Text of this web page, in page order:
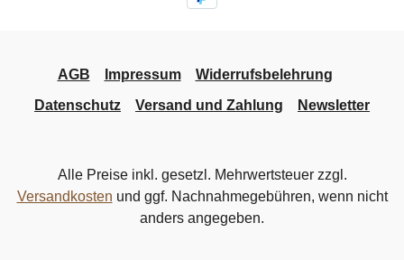
AGB Impressum
Widerrufsbelehrung
Datenschutz
Versand und Zahlung Newsletter
Alle Preise inkl. gesetzl. Mehrwertsteuer zzgl.
Versandkosten und ggf. Nachnahmegebühren, wenn nicht
anders angegeben.